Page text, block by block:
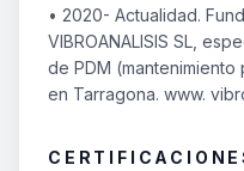
• 2020- Actualidad.
VIBROANALISIS SL,
de PDM
en Tarragona. www.